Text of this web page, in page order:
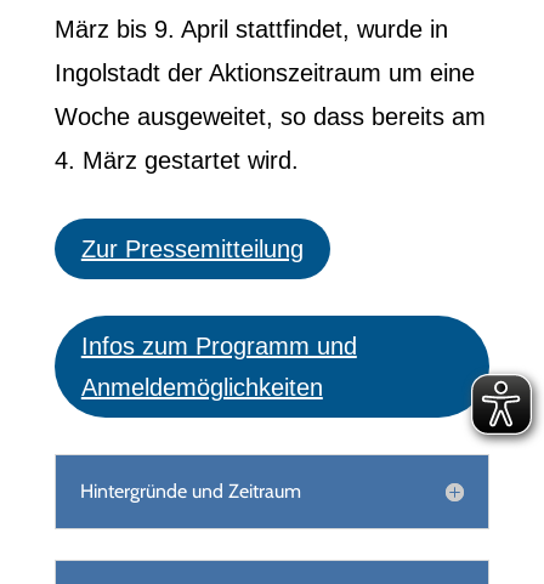
März bis 9. April stattfindet, wurde in
Ingolstadt der Aktionszeitraum um eine
Woche ausgeweitet, so dass bereits am
4. März gestartet wird.
Zur Pressemitteilung
Infos zum Programm und
Anmeldemöglichkeiten
Hintergründe und Zeitraum